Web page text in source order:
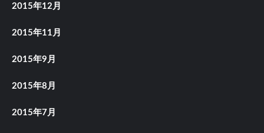
2015年12月
2015年11月
2015年9月
2015年8月
2015年7月